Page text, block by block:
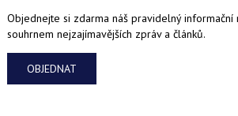
Objednejte si zdarma náš pravidelný informační
souhrnem nejzajímavějších zpráv a článků.
OBJEDNAT